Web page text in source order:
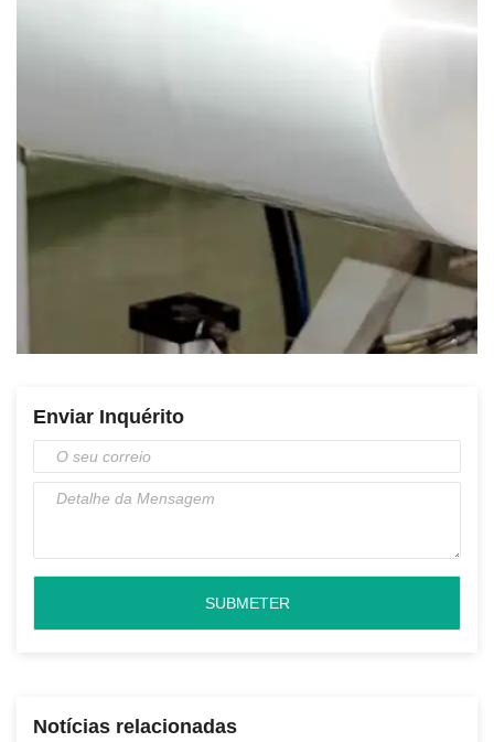
Enviar Inquérito
Notícias relacionadas